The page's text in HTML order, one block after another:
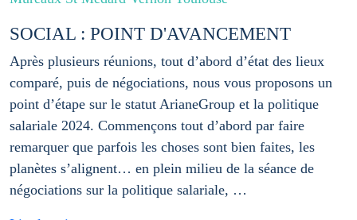
SOCIAL : POINT D'AVANCEMENT
Après plusieurs réunions, tout d’abord d’état des lieux
comparé, puis de négociations, nous vous proposons un
point d’étape sur le statut ArianeGroup et la politique
salariale 2024. Commençons tout d’abord par faire
remarquer que parfois les choses sont bien faites, les
planètes s’alignent… en plein milieu de la séance de
négociations sur la politique salariale, …